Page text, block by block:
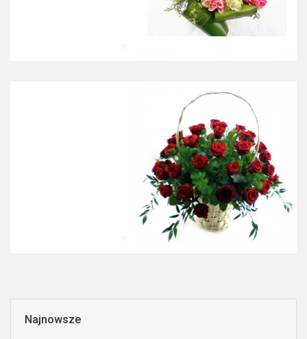
Najnowsze